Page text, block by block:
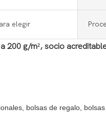
elegir
g/m², socio
bolsas de regalo, bolsas